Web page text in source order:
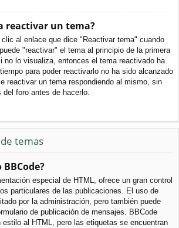
reactivar un tema?
clic al enlace que dice "Reactivar tema" cuando
"reactivar" el tema al principio de la primera
no lo visualiza, entonces el tema reactivado ha
para poder reactivarlo no ha sido alcanzado
reactivar un tema respondiendo al mismo, sin
del foro antes de hacerlo.
temas
especial de HTML, ofrece un gran control
particulares de las publicaciones. El uso de
por la administración, pero también puede
de publicación de mensajes. BBCode
al HTML, pero las etiquetas se encuentran